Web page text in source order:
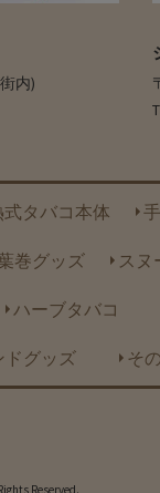
内)
式タバコ本体
巻グッズ スヌ
ハーブタバコ
ドグッズ そ
Reserved.